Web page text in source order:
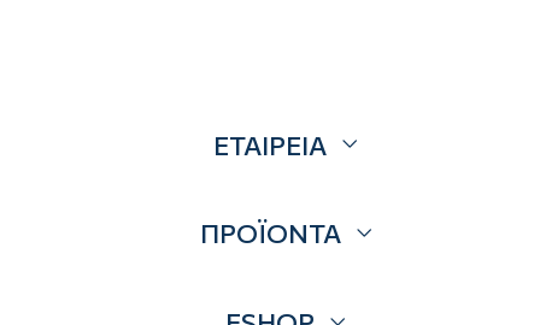
ΕΤΑΙΡΕΙΑ
Επικοινωνία
ΠΡΟΪΟΝΤΑ